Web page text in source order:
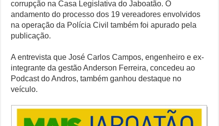
corrupção na Casa Legislativa do Jaboatão. O
andamento do processo dos 19 vereadores envolvidos
na operação da Polícia Civil também foi apurado pela
publicação.
A entrevista que José Carlos Campos, engenheiro e ex-
integrante da gestão Anderson Ferreira, concedeu ao
Podcast do Andros, também ganhou destaque no
veículo.